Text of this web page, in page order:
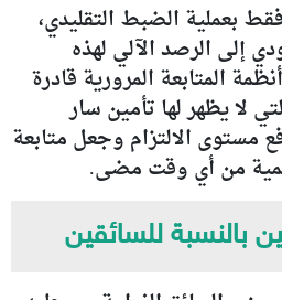
بعملية الضبط التقليدي،
إلى الرصد الآلي لهذه
المتابعة المرورية قادرة
لا يظهر لها تأمين سار
مستوى الالتزام وجعل متابعة
من أي وقت مضى.
بالنسبة للسائقين